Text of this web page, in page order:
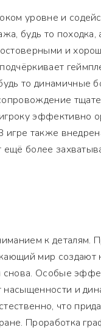
уровне и
будь то походка,
и
то динамичные
эффективно
игре также
ещё более
к деталям.
мир
снова. Особые
и
что
Проработка